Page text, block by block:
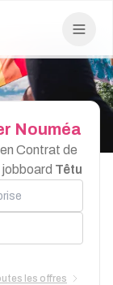
Nouméa
Contrat de
Têtu
les offres